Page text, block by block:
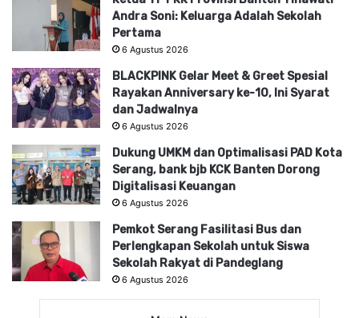
Andra Soni: Keluarga Adalah Sekolah
Pertama
6 Agustus 2026
BLACKPINK Gelar Meet & Greet Spesial
Rayakan Anniversary ke-10, Ini Syarat
dan Jadwalnya
6 Agustus 2026
Dukung UMKM dan Optimalisasi PAD Kota
Serang, bank bjb KCK Banten Dorong
Digitalisasi Keuangan
6 Agustus 2026
Pemkot Serang Fasilitasi Bus dan
Perlengkapan Sekolah untuk Siswa
Sekolah Rakyat di Pandeglang
6 Agustus 2026